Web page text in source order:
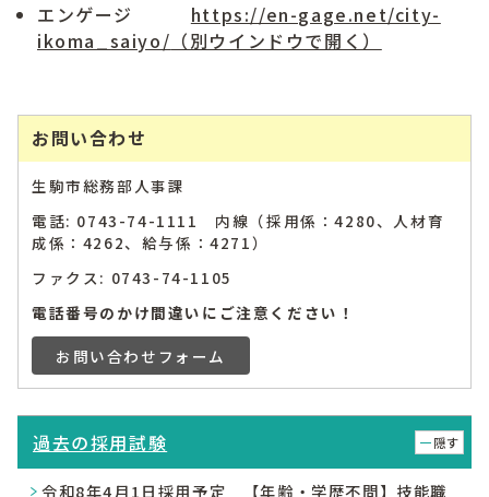
エンゲージ https://en-gage.net/city-
ikoma_saiyo/ （別ウインドウで開く）
お問い合わせ
生駒市総務部人事課
電話: 0743-74-1111 内線（採用係：4280、人材育
成係：4262、給与係：4271）
ファクス: 0743-74-1105
電話番号のかけ間違いにご注意ください！
お問い合わせフォーム
過去の採用試験 隠す
令和8年4月1日採用予定 【年齢・学歴不問】技能職